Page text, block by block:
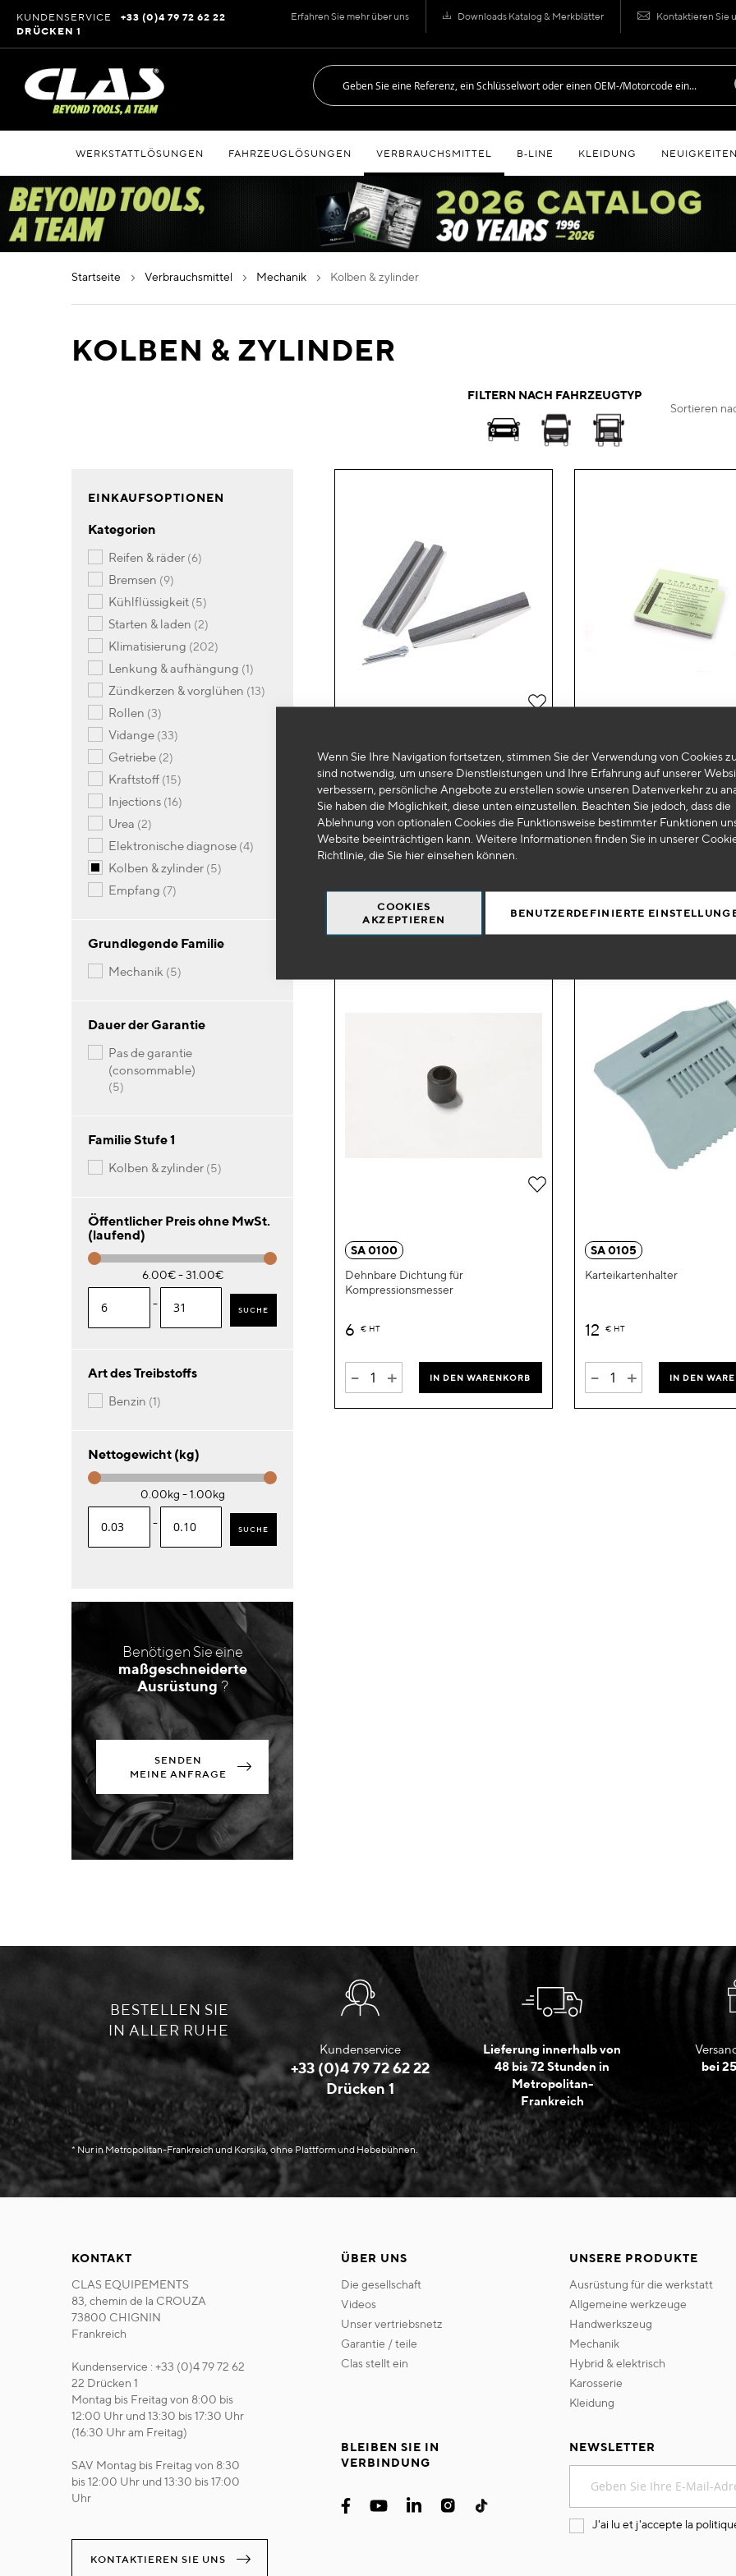
Wenn Sie Ihre Navigation fortsetzen, stimmen Sie der Verwendung von Cookies
sind notwendig, um unsere Dienstleistungen und Ihre Erfahrung auf unserer
verbessern, persönliche Angebote zu erstellen sowie unseren Datenverkehr zu
Sie haben die Möglichkeit, diese unten einzustellen. Beachten Sie jedoch, dass die
Ablehnung von optionalen Cookies die Funktionsweise bestimmter Funktionen
Website beeinträchtigen kann. Weitere Informationen finden Sie in unserer
Richtlinie, die Sie hiereinsehen können.
COOKIES
AKZEPTIEREN
BENUTZERDEFINIERTE
Erfahren Sie mehr über uns Downloads Katalog & Merkblätter Kontaktieren Sie
Inhalt
springen
KUNDENSERVICE
+33 (0)4 79 72 62 22
DRÜCKEN 1
WERKSTATTLÖSUNGEN FAHRZEUGLÖSUNGEN VERBRAUCHSMITTEL B‑LINE KLEIDUNG NEUIGKEITEN
startseite verbrauchsmittel mechanik kolben & zylinder
KOLBEN & ZYLINDER
FILTERN NACH FAHRZEUGTYP
Sortieren
SA 5503
Steine 3 Zimmer
31 € HT
- + IN DEN WARENKORB
Zur
hinzufügen
AC 0110
Diagrammkarten Benzin 50
25 € HT
- + IN DEN
SA 0100
Dehnbare Dichtung für
Kompressionsmesser
6 € HT
- + IN DEN WARENKORB
Zur
hinzufügen
SA 0105
Karteikartenhalter
12 € HT
- + IN DEN
EINKAUFSOPTIONEN
Kategorien
reifen & räder 6Artikel
bremsen 9Artikel
kühlflüssigkeit 5Artikel
starten & laden 2Artikel
klimatisierung 202Artikel
lenkung & aufhängung 1Artikel
zündkerzen & vorglühen 13Artikel
rollen 3Artikel
vidange 33Artikel
getriebe 2Artikel
kraftstoff 15Artikel
injections 16Artikel
urea 2Artikel
elektronische diagnose 4Artikel
kolben & zylinder 5Artikel
empfang 7Artikel
Grundlegende Familie
mechanik 5Artikel
Dauer der Garantie
pas de garantie
(consommable)
5Artikel
Familie Stufe 1
kolben & zylinder 5Artikel
Öffentlicher Preis ohne MwSt.
(laufend)
6.00€ - 31.00€
- SUCHE
Art des Treibstoffs
benzin 1Artikel
Nettogewicht (kg)
0.00kg - 1.00kg
- SUCHE
Benötigen Sie eine
maßgeschneiderte
Ausrüstung ?
SENDEN
MEINE ANFRAGE
BESTELLEN SIE
IN ALLER RUHE
Kundenservice
+33 (0)4 79 72 62 22
Drücken 1
Lieferung innerhalb von
48 bis 72 Stunden in
Metropolitan-
Frankreich
bei
* Nur in Metropolitan-Frankreich und Korsika, ohne Plattform und Hebebühnen.
KONTAKT
CLAS EQUIPEMENTS
83, chemin de la CROUZA
73800 CHIGNIN
Frankreich
Kundenservice : +33 (0)4 79 72 62
22 Drücken 1
Montag bis Freitag von 8:00 bis
12:00 Uhr und 13:30 bis 17:30 Uhr
(16:30 Uhr am Freitag)
SAV Montag bis Freitag von 8:30
bis 12:00 Uhr und 13:30 bis 17:00
Uhr
KONTAKTIEREN SIE UNS
ÜBER UNS
die gesellschaft
videos
unser vertriebsnetz
garantie / teile
clas stellt ein
UNSERE PRODUKTE
ausrüstung für die werkstatt
allgemeine werkzeuge
handwerkszeug
mechanik
hybrid & elektrisch
karosserie
kleidung
BLEIBEN SIE IN
VERBINDUNG
NEWSLETTER
sich
für
J'ai lu et j'accepte la